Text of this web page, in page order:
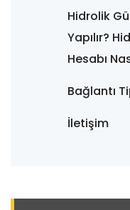
Hidrolik
Yapılır?
Hesabı
Bağlantı
İletişim